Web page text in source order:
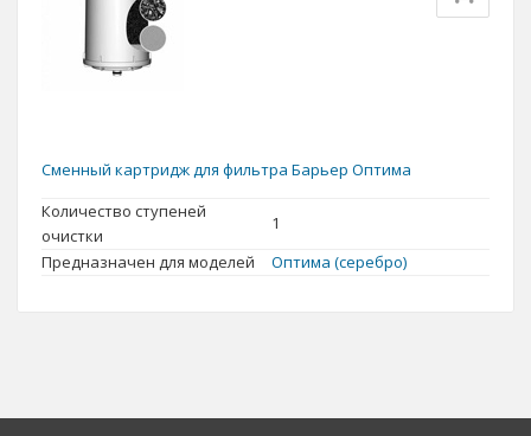
Сменный картридж для фильтра Барьер Оптима
Количество ступеней
очистки
1
Предназначен для моделей
Оптима (серебро)